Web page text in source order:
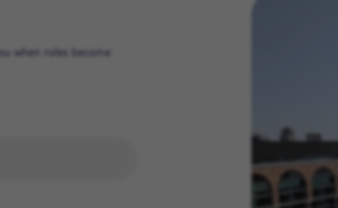
when roles become